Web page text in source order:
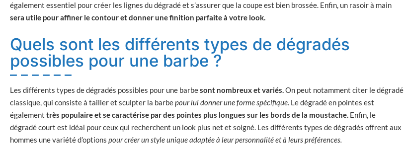
également essentiel pour créer les lignes du dégradé et s’assurer que la coupe est bien brossée. Enfin, un rasoir à main
sera utile pour affiner le contour et donner une finition parfaite à votre look.
Quels sont les différents types de dégradés
possibles pour une barbe ?
Les différents types de dégradés possibles pour une barbesont nombreux et variés.On peut notamment citer le dégradé
classique, qui consiste à tailler et sculpter la barbepour lui donner une forme spécifique. Le dégradé en pointes est
également très populaire et se caractérise par des pointes plus longues sur les bords de la moustache. Enfin, le
dégradé court est idéal pour ceux qui recherchent un look plus net et soigné. Les différents types de dégradés offrent aux
hommes une variété d’options pour créer un style unique adaptée à leur personnalité et à leurs préférences.